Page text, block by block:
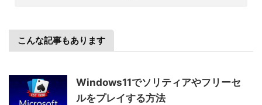
こんな記事もあります
Windows11でソリティアやフリーセ
ルをプレイする方法